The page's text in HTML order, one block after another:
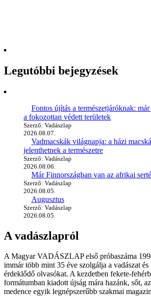
Legutóbbi bejegyzések
Fontos újítás a természetjáróknak:
a fokozottan védett területek
Szerző: Vadászlap
2026.08.07.
Vadmacskák világnapja: a házi
jelenthetnek a természetre
Szerző: Vadászlap
2026.08.06.
Már Finnországban van az afrikai
Szerző: Vadászlap
2026.08.05.
Augusztus
Szerző: Vadászlap
2026.08.05.
A vadászlapról
A Magyar VADÁSZLAP első próbaszáma
immár több mint 35 éve szolgálja a vadászat
érdeklődő olvasókat. A kezdetben fekete-
formátumban kiadott újság mára hazánk, sőt,
medence egyik legnépszerűbb szakmai